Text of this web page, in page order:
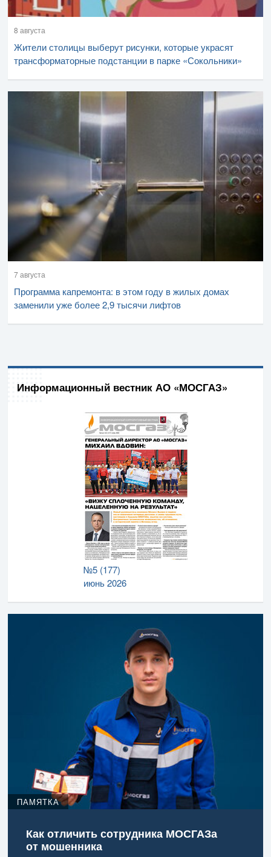
8 августа
Жители столицы выберут рисунки, которые украсят
трансформаторные подстанции в парке «Сокольники»
7 августа
Программа капремонта: в этом году в жилых домах
заменили уже более 2,9 тысячи лифтов
Информационный вестник АО «МОСГАЗ»
№5 (177)
июнь 2026
ПАМЯТКА
Как отличить сотрудника МОСГАЗа
от мошенника